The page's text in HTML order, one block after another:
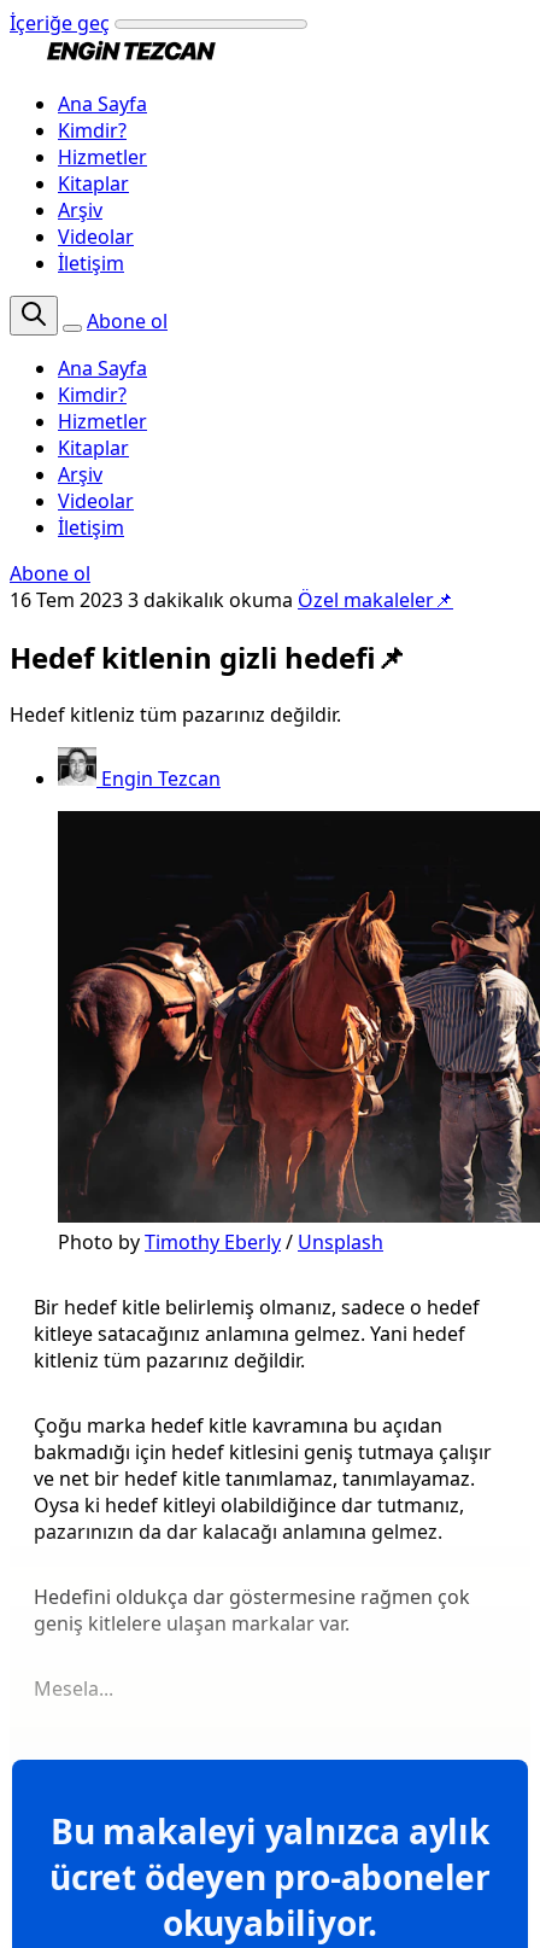
İçeriğe geç
Ana Sayfa
Kimdir?
Hizmetler
Kitaplar
Arşiv
Videolar
İletişim
Abone ol
Ana Sayfa
Kimdir?
Hizmetler
Kitaplar
Arşiv
Videolar
İletişim
Abone ol
16 Tem 20233 dakikalık okuma Özel makaleler📌
Hedef kitlenin gizli hedefi📌
Hedef kitleniz tüm pazarınız değildir.
Engin Tezcan
Photo byTimothy Eberly/ Unsplash
Bir hedef kitle belirlemiş olmanız, sadece o hedef
kitleye satacağınız anlamına gelmez. Yani hedef
kitleniz tüm pazarınız değildir.
Çoğu marka hedef kitle kavramına bu açıdan
bakmadığı için hedef kitlesini geniş tutmaya çalışır
ve net bir hedef kitle tanımlamaz, tanımlayamaz.
Oysa ki hedef kitleyi olabildiğince dar tutmanız,
pazarınızın da dar kalacağı anlamına gelmez.
Hedefini oldukça dar göstermesine rağmen çok
geniş kitlelere ulaşan markalar var.
Mesela...
Bu makaleyi yalnızca aylık
ücret ödeyen pro-aboneler
okuyabiliyor.